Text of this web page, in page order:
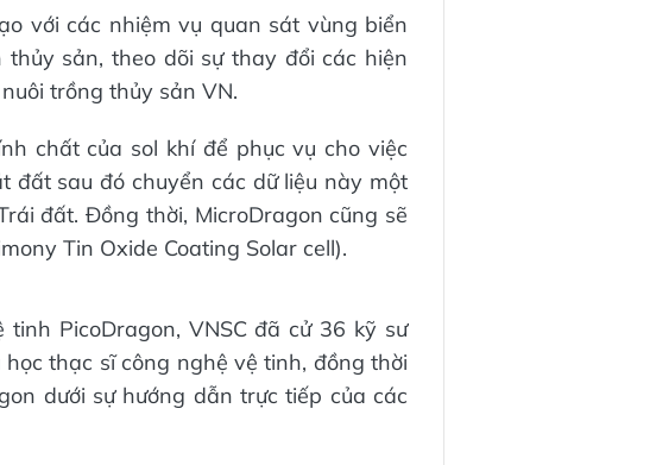
với các nhiệm vụ quan sát vùng biển
sản, theo dõi sự thay đổi các hiện
trồng thủy sản VN.
chất của sol khí để phục vụ cho việc
đất sau đó chuyển các dữ liệu này một
đất. Đồng thời, MicroDragon cũng sẽ
Tin Oxide Coating Solar cell).
PicoDragon, VNSC đã cử 36 kỹ sư
thạc sĩ công nghệ vệ tinh, đồng thời
dưới sự hướng dẫn trực tiếp của các